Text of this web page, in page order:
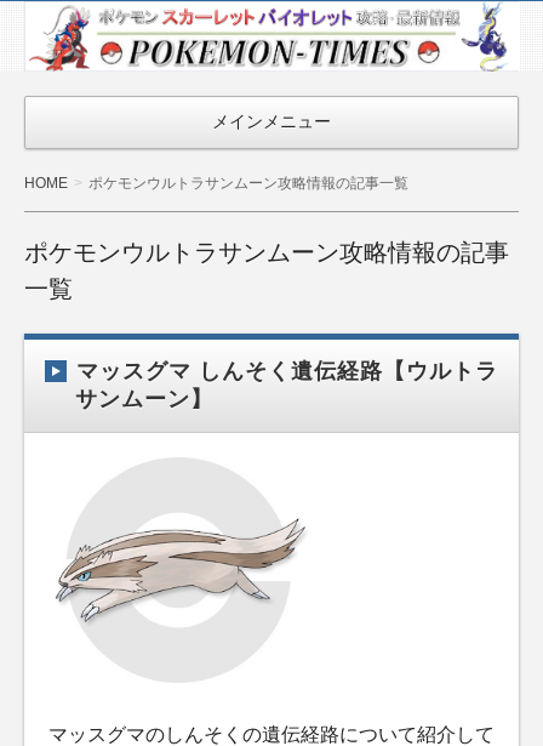
ポケモン最新
情報まとめ
『POKEMON-
TIMES』
メインメニュー
HOME ポケモンウルトラサンムーン攻略情報の記事一覧
ポケモンウルトラサンムーン攻略情報の記事
一覧
マッスグマ しんそく遺伝経路【ウルトラ
サンムーン】
マッスグマのしんそくの遺伝経路について紹介して